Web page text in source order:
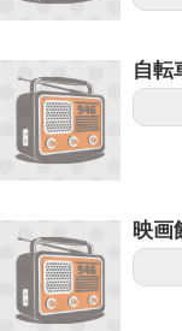
自転
映画